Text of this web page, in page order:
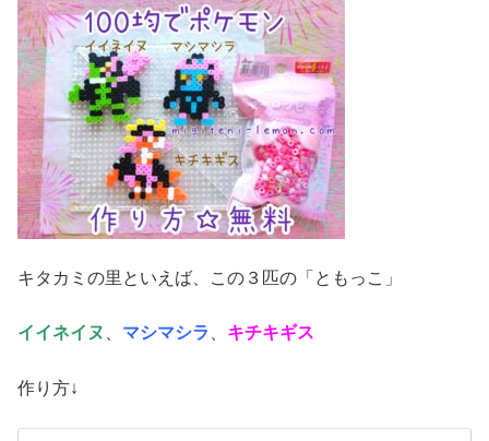
キタカミの里といえば、この３匹の「ともっこ」
イイネイヌ マシマシラ キチキギス
作り方↓